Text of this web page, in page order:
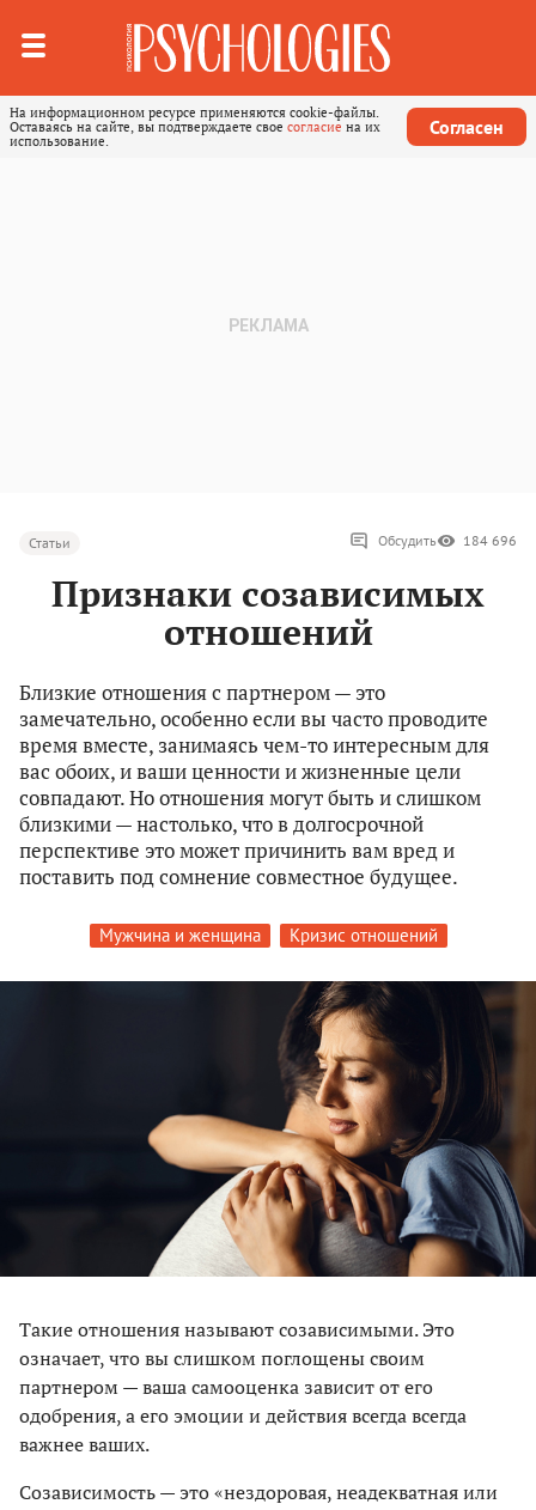
На информационном ресурсе применяются cookie-файлы.
Оставаясь на сайте, вы подтверждаете свое согласие на их
использование.
Согласен
Статьи Обсудить 184 696
Признаки созависимых
отношений
Близкие отношения с партнером — это
замечательно, особенно если вы часто проводите
время вместе, занимаясь чем-то интересным для
вас обоих, и ваши ценности и жизненные цели
совпадают. Но отношения могут быть и слишком
близкими — настолько, что в долгосрочной
перспективе это может причинить вам вред и
поставить под сомнение совместное будущее.
Мужчина и женщина Кризис отношений
Такие отношения называют созависимыми. Это
означает, что вы слишком поглощены своим
партнером — ваша самооценка зависит от его
одобрения, а его эмоции и действия всегда всегда
важнее ваших.
Созависимость — это «нездоровая, неадекватная или